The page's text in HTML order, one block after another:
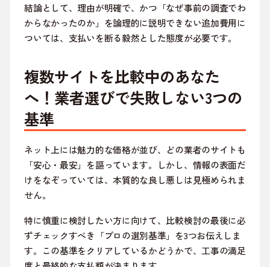
結論として、理由が明確で、かつ「なぜ事前の調査でわ
からなかったのか」を論理的に説明できない追加費用に
ついては、支払いを断る毅然とした態度が必要です。
複数サイトを比較中のあなた
へ！業者選びで失敗しない3つの
基準
ネット上には魅力的な価格が並び、どの業者のサイトも
「安心・最安」を謳っています。しかし、情報の表面だ
けをなぞっていては、本質的な良し悪しは見極められま
せん。
特に慎重に検討したい方に向けて、比較検討の最後に必
ずチェックすべき「プロの選別基準」を3つお伝えしま
す。この基準をクリアしているかどうかで、工事の満足